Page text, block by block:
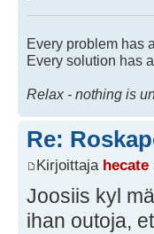
Every problem has
Every solution has
Relax - nothing is
Re:
Kirjoittaja hecate
Joosiis kyl
ihan outoja,